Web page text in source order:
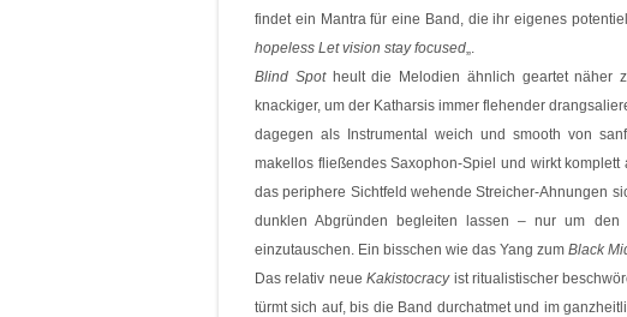
findet ein Mantra für eine Band, die ihr eigenes
hopeless Let vision stay focused„.
Blind Spotheult die Melodien ähnlich geartet näher
knackiger, um der Katharsis immer flehender
dagegen als Instrumental weich und smooth von
makellos fließendes Saxophon-Spiel und wirkt
das periphere Sichtfeld wehende Streicher-Ahnungen
dunklen Abgründen begleiten lassen – nur um den
einzutauschen. Ein bisschen wie das Yang zum Black
Das relativ neueKakistocracy ist ritualistischer
türmt sich auf, bis die Band durchatmet und im